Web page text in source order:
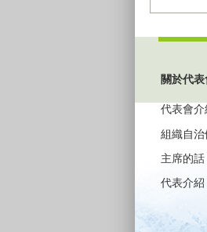
關於代表
代表會介
組織自治
主席的話
代表介紹